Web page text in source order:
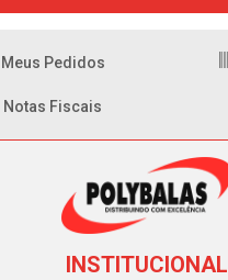
Pedidos
Notas Fiscais
INSTITUCIONAL